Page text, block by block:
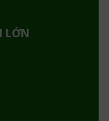
LỚN